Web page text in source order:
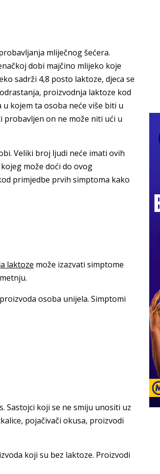
mliječnog šećera.
dobi majčino mlijeko koje
sadrži 4,8 posto laktoze, djeca se
proizvodnja laktoze kod
kojem ta osoba neće više biti u
on ne može niti ući u
Veliki broj ljudi neće imati ovih
može doći do ovog
primjedbe prvih simptoma kako
laktoze može izazvati simptome
osoba unijela. Simptomi
Sastojci koji se ne smiju unositi uz
pojačivači okusa, proizvodi
koji su bez laktoze. Proizvodi